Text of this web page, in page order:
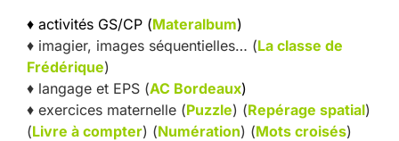
♦ activités GS/CP (Materalbum)
♦ imagier, images séquentielles… (La classe de
Frédérique)
♦ langage et EPS (AC Bordeaux)
♦ exercices maternelle (Puzzle) (Repérage spatial)
(Livre à compter) (Numération) (Mots croisés)